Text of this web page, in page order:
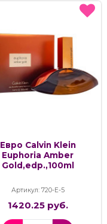
Евро Calvin Klein
Euphoria Amber
Gold,edp.,100ml
Артикул: 720-Е-5
1420.25 руб.